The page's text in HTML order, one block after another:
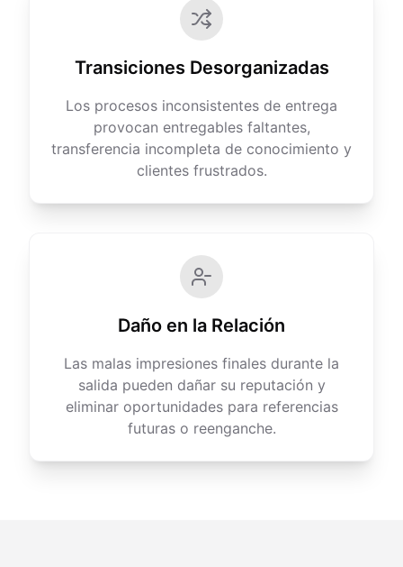
Transiciones Desorganizadas
Los procesos inconsistentes de entrega
provocan entregables faltantes,
transferencia incompleta de conocimiento y
clientes frustrados.
Daño en la Relación
Las malas impresiones finales durante la
salida pueden dañar su reputación y
eliminar oportunidades para referencias
futuras o reenganche.